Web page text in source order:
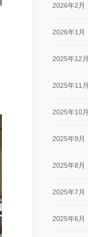
2026年2月
2026年1月
2025年12月
2025年11月
2025年10月
2025年9月
2025年8月
2025年7月
2025年6月